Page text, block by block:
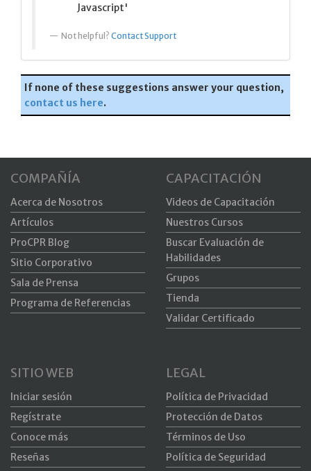
Javascript'
Not helpful? Contact Support
If none of these suggestions answer your question,
contact us here.
COMPAÑÍA
Acerca de Nosotros
Artículos
ProCPR Blog
Sitio Corporativo
Sala de Prensa
Programa de Referencias
CAPACITACIÓN
Videos de Capacitación
Nuestros Cursos
Buscar Evaluación de
Habilidades
Grupos
Tienda
Validar Certificado
SITIO WEB
Iniciar sesión
Regístrate
Conoce más
Reseñas
LEGAL
Política de Privacidad
Protección de Datos
Términos de Uso
Política de Seguridad